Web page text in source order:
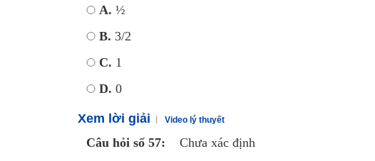
A. ½
B. 3/2
C. 1
D. 0
Xem lời giải Video lý thuyết
Câu hỏi số 57:
Chưa xác định